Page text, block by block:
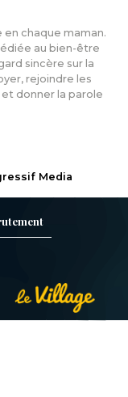
en chaque maman.
au bien-être
sincère sur la
rejoindre les
donner la parole
Media